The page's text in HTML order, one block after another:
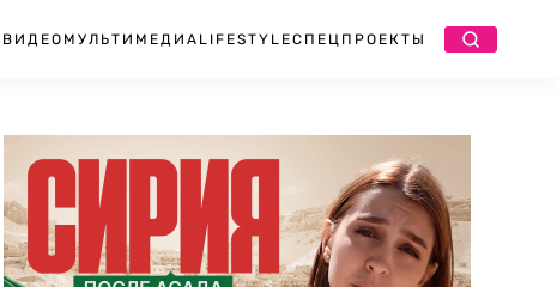
ВИДЕО МУЛЬТИМЕДИА LIFESTYLEСПЕЦПРОЕКТЫ